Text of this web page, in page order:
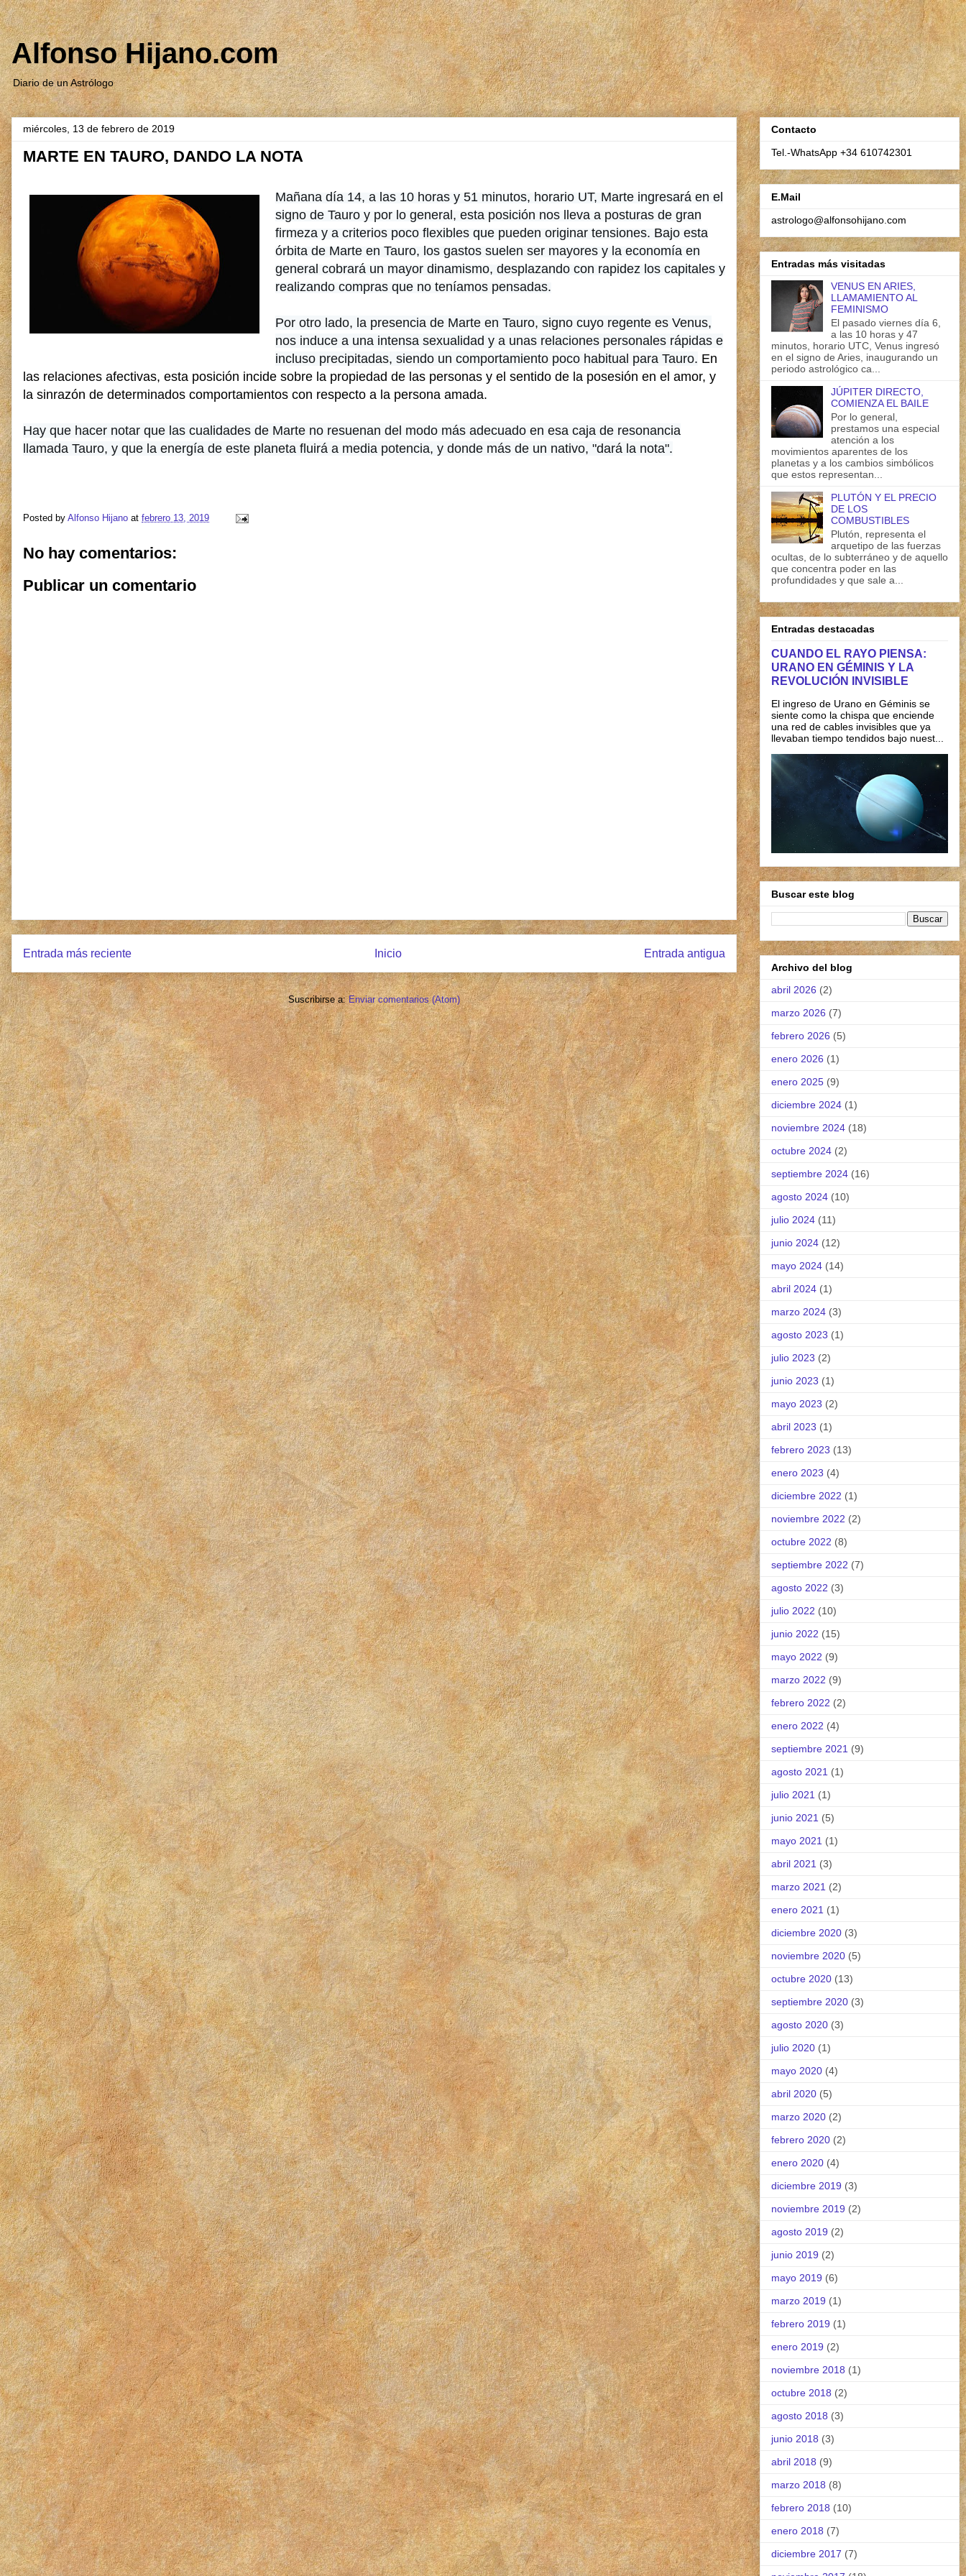
Alfonso Hijano.com
Diario de un Astrólogo
miércoles, 13 de febrero de 2019
MARTE EN TAURO, DANDO LA NOTA
Mañana día 14, a las 10 horas y 51 minutos, horario UT, Marte ingresará en el
signo de Tauro y por lo general, esta posición nos lleva a posturas de gran
firmeza y a criterios poco flexibles que pueden originar tensiones. Bajo esta
órbita de Marte en Tauro, los gastos suelen ser mayores y la economía en
general cobrará un mayor dinamismo, desplazando con rapidez los capitales y
realizando compras que no teníamos pensadas.
Por otro lado, la presencia de Marte en Tauro, signo cuyo regente es Venus,
nos induce a una intensa sexualidad y a unas relaciones personales rápidas e
incluso precipitadas, siendo un comportamiento poco habitual para Tauro. En
las relaciones afectivas, esta posición incide sobre la propiedad de las personas y el sentido de la posesión en el amor, y
la sinrazón de determinados comportamientos con respecto a la persona amada.
Hay que hacer notar que las cualidades de Marte no resuenan del modo más adecuado en esa caja de resonancia
llamada Tauro, y que la energía de este planeta fluirá a media potencia, y donde más de un nativo, "dará la nota".
Posted by Alfonso Hijano at febrero 13, 2019
No hay comentarios:
Publicar un comentario
Entrada más reciente Entrada antigua
Inicio
Suscribirse a:Enviar comentarios (Atom)
Contacto
Tel.-WhatsApp +34 610742301
E.Mail
astrologo@alfonsohijano.com
Entradas más visitadas
VENUS EN ARIES,
LLAMAMIENTO AL
FEMINISMO
El pasado viernes día 6,
a las 10 horas y 47
minutos, horario UTC, Venus ingresó
en el signo de Aries, inaugurando un
periodo astrológico ca...
JÚPITER DIRECTO,
COMIENZA EL BAILE
Por lo general,
prestamos una especial
atención a los
movimientos aparentes de los
planetas y a los cambios simbólicos
que estos representan...
PLUTÓN Y EL PRECIO
DE LOS
COMBUSTIBLES
Plutón, representa el
arquetipo de las fuerzas
ocultas, de lo subterráneo y de aquello
que concentra poder en las
profundidades y que sale a...
Entradas destacadas
CUANDO EL RAYO PIENSA:
URANO EN GÉMINIS Y LA
REVOLUCIÓN INVISIBLE
El ingreso de Urano en Géminis se
siente como la chispa que enciende
una red de cables invisibles que ya
llevaban tiempo tendidos bajo nuest...
Buscar este blog
Archivo del blog
abril 2026 (2)
marzo 2026 (7)
febrero 2026 (5)
enero 2026 (1)
enero 2025 (9)
diciembre 2024 (1)
noviembre 2024 (18)
octubre 2024 (2)
septiembre 2024 (16)
agosto 2024 (10)
julio 2024 (11)
junio 2024 (12)
mayo 2024 (14)
abril 2024 (1)
marzo 2024 (3)
agosto 2023 (1)
julio 2023 (2)
junio 2023 (1)
mayo 2023 (2)
abril 2023 (1)
febrero 2023 (13)
enero 2023 (4)
diciembre 2022 (1)
noviembre 2022 (2)
octubre 2022 (8)
septiembre 2022 (7)
agosto 2022 (3)
julio 2022 (10)
junio 2022 (15)
mayo 2022 (9)
marzo 2022 (9)
febrero 2022 (2)
enero 2022 (4)
septiembre 2021 (9)
agosto 2021 (1)
julio 2021 (1)
junio 2021 (5)
mayo 2021 (1)
abril 2021 (3)
marzo 2021 (2)
enero 2021 (1)
diciembre 2020 (3)
noviembre 2020 (5)
octubre 2020 (13)
septiembre 2020 (3)
agosto 2020 (3)
julio 2020 (1)
mayo 2020 (4)
abril 2020 (5)
marzo 2020 (2)
febrero 2020 (2)
enero 2020 (4)
diciembre 2019 (3)
noviembre 2019 (2)
agosto 2019 (2)
junio 2019 (2)
mayo 2019 (6)
marzo 2019 (1)
febrero 2019 (1)
enero 2019 (2)
noviembre 2018 (1)
octubre 2018 (2)
agosto 2018 (3)
junio 2018 (3)
abril 2018 (9)
marzo 2018 (8)
febrero 2018 (10)
enero 2018 (7)
diciembre 2017 (7)